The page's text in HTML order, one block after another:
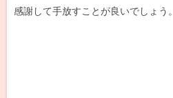
感謝して手放すことが良いでしょう。